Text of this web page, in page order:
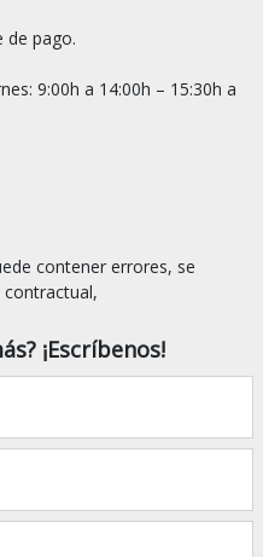
de pago.
9:00h a 14:00h – 15:30h a
contener errores, se
¡Escríbenos!